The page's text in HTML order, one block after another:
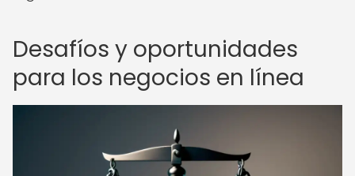
Desafíos y oportunidades
para los negocios en línea